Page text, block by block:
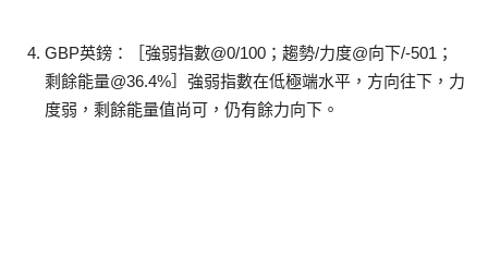
GBP英鎊：［強弱指數@0/100；趨勢/力度@向下/-501；
剩餘能量@36.4%］強弱指數在低極端水平，方向往下，力
度弱，剩餘能量值尚可，仍有餘力向下。